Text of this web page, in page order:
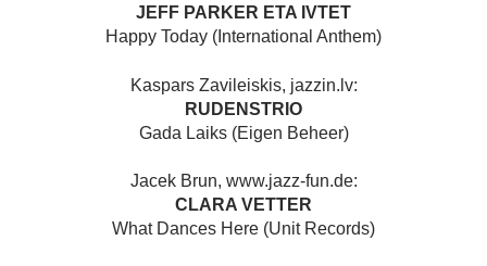
JEFF PARKER ETA IVTET
Happy Today (International Anthem)
Kaspars Zavileiskis, jazzin.lv:
RUDENSTRIO
Gada Laiks (Eigen Beheer)
Jacek Brun, www.jazz-fun.de:
CLARA VETTER
What Dances Here (Unit Records)